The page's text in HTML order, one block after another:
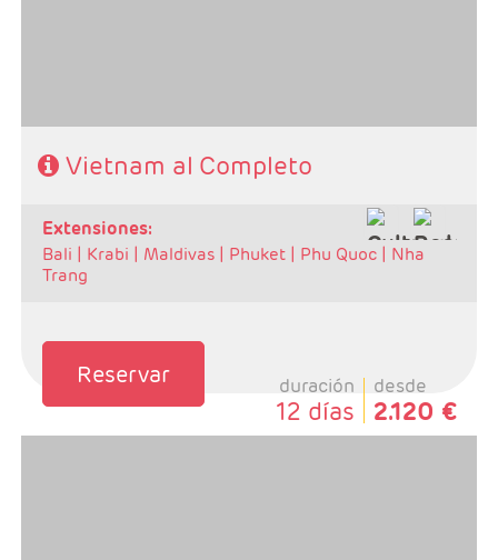
Vietnam al Completo
extensiones:
Bali | Krabi | Maldivas | Phuket | Phu Quoc | Nha
Trang
Reservar duración
12 días
desde
2.120 €